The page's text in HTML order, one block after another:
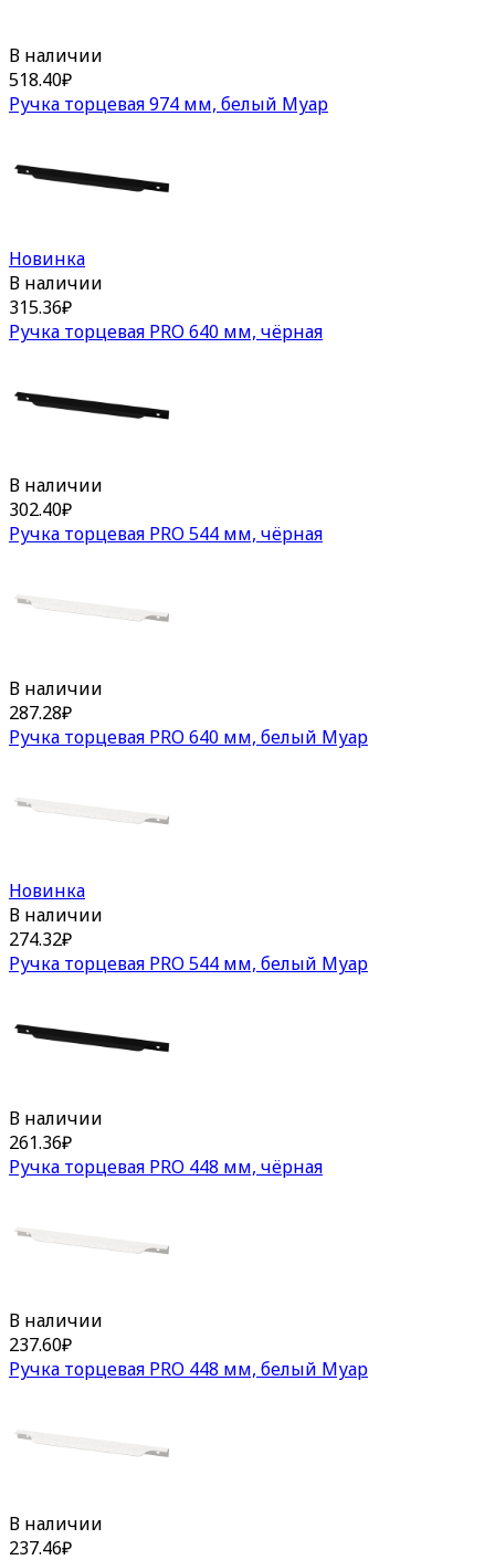
В наличии
518.40₽
Ручка торцевая 974 мм, белый Муар
Новинка
В наличии
315.36₽
Ручка торцевая PRO 640 мм, чёрная
В наличии
302.40₽
Ручка торцевая PRO 544 мм, чёрная
В наличии
287.28₽
Ручка торцевая PRO 640 мм, белый Муар
Новинка
В наличии
274.32₽
Ручка торцевая PRO 544 мм, белый Муар
В наличии
261.36₽
Ручка торцевая PRO 448 мм, чёрная
В наличии
237.60₽
Ручка торцевая PRO 448 мм, белый Муар
В наличии
237.46₽